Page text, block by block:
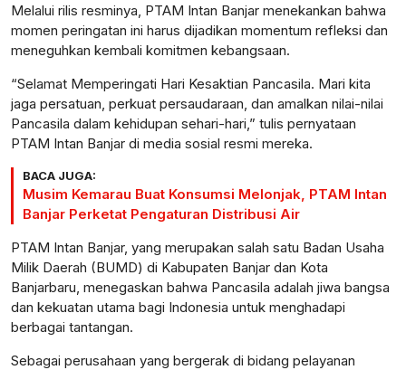
Melalui rilis resminya, PTAM Intan Banjar menekankan bahwa
momen peringatan ini harus dijadikan momentum refleksi dan
meneguhkan kembali komitmen kebangsaan.
“Selamat Memperingati Hari Kesaktian Pancasila. Mari kita
jaga persatuan, perkuat persaudaraan, dan amalkan nilai-nilai
Pancasila dalam kehidupan sehari-hari,” tulis pernyataan
PTAM Intan Banjar di media sosial resmi mereka.
BACA JUGA:
Musim Kemarau Buat Konsumsi Melonjak, PTAM Intan
Banjar Perketat Pengaturan Distribusi Air
PTAM Intan Banjar, yang merupakan salah satu Badan Usaha
Milik Daerah (BUMD) di Kabupaten Banjar dan Kota
Banjarbaru, menegaskan bahwa Pancasila adalah jiwa bangsa
dan kekuatan utama bagi Indonesia untuk menghadapi
berbagai tantangan.
Sebagai perusahaan yang bergerak di bidang pelayanan